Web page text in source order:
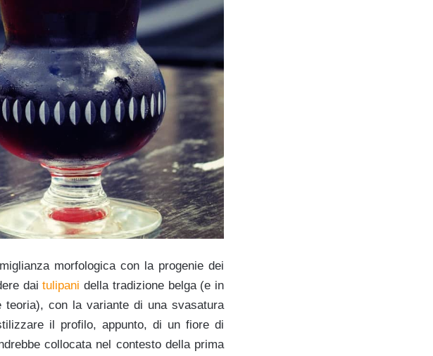
morfologica con la progenie dei
daitulipani della tradizione belga (e in
con la variante di una svasatura
il profilo, appunto, di un fiore di
collocata nel contesto della prima